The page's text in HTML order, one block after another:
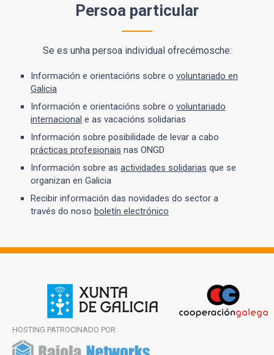
Persoa particular
Se es unha persoa individual ofrecémosche:
Información e orientacións sobre o voluntariado en
Galicia
Información e orientacións sobre o voluntariado
internacional e as vacacións solidarias
Información sobre posibilidade de levar a cabo
prácticas profesionais nas ONGD
Información sobre as actividades solidarias que se
organizan en Galicia
Recibir información das novidades do sector a
través do noso boletín electrónico
HOSTING PATROCINADO POR